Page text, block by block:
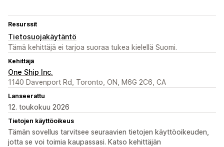
Resurssit
Tietosuojakäytäntö
Tämä kehittäjä ei tarjoa suoraa tukea kielellä Suomi.
Kehittäjä
One Ship Inc.
1140 Davenport Rd, Toronto, ON, M6G 2C6, CA
Lanseerattu
12. toukokuu 2026
Tietojen käyttöoikeus
Tämän sovellus tarvitsee seuraavien tietojen käyttöoikeuden,
jotta se voi toimia kaupassasi. Katso kehittäjän